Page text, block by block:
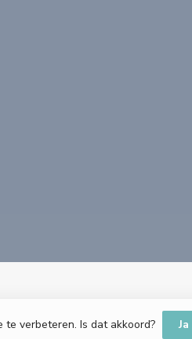
service.nl
verbeteren. Is dat akkoord? Ja